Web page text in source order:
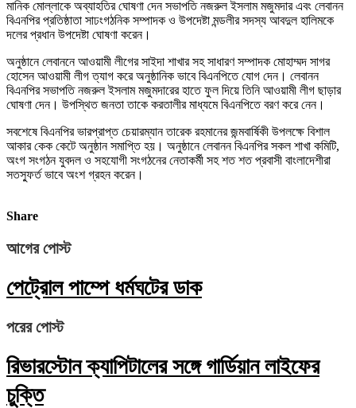
মানিক মোল্লাকে অব্যাহতির ঘোষণা দেন সভাপতি নজরুল ইসলাম মজুমদার এবং লেবানন
বিএনপির প্রতিষ্ঠাতা সাঢংগঠনিক সম্পাদক ও উপদেষ্টা মন্ডলীর সদস্য আবদুল হালিমকে
দলের প্রধান উপদেষ্টা ঘোষণা করেন।
অনুষ্ঠানে লেবাননে আওয়ামী লীগের সাইদা শাখার সহ সাধারণ সম্পাদক মোহাম্মদ সাগর
হোসেন আওয়ামী লীগ ত্যাগ করে অনুষ্ঠানিক ভাবে বিএনপিতে যোগ দেন। লেবানন
বিএনপির সভাপতি নজরুল ইসলাম মজুমদারের হাতে ফুল দিয়ে তিনি আওয়ামী লীগ ছাড়ার
ঘোষণা দেন। উপস্থিত জনতা তাকে করতালীর মাধ্যমে বিএনপিতে বরণ করে নেন।
সবশেষে বিএনপির ভারপ্রাপ্ত চেয়ারম্যান তারেক রহমানের জন্মবার্ষিকী উপলক্ষে বিশাল
আকার কেক কেটে অনুষ্ঠান সমাপ্তি হয়। অনুষ্ঠানে লেবানন বিএনপির সকল শাখা কমিটি,
অংগ সংগঠন যুবদল ও সহযোগী সংগঠনের নেতাকর্মী সহ শত শত প্রবাসী বাংলাদেশীরা
সতস্ফুর্ত ভাবে অংশ গ্রহন করেন।
Share
আগের পোস্ট
পেট্রোল পাম্পে ধর্মঘটের ডাক
পরের পোস্ট
রিভারস্টোন ক্যাপিটালের সঙ্গে গার্ডিয়ান লাইফের
চুক্তি